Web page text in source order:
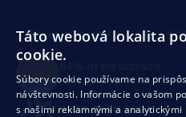
ZÁRUKA KVALITY A VAŠEJ
zákazníkov odporúča
SHOP ROKU 2024
Táto webová lokalita
cookie.
Súbory cookie používame na
návštevnosti. Informácie o vašom
s našimi reklamnými a